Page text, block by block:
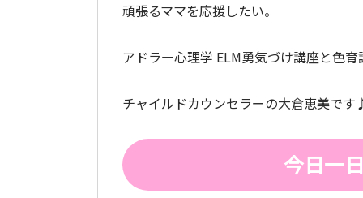
頑張るママを応援したい。
アドラー心理学 ELM勇気づけ講座と色
チャイルドカウンセラーの大倉恵美です
今日一